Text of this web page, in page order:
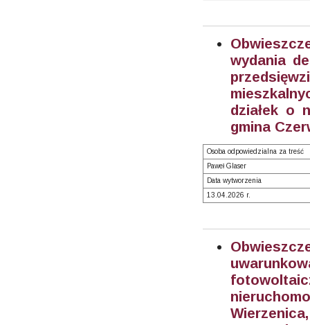
wydania
działek o
gmina
Osoba odpowiedzialna za treść
Paweł Glaser
Data wytworzenia
13.04.2026 r.